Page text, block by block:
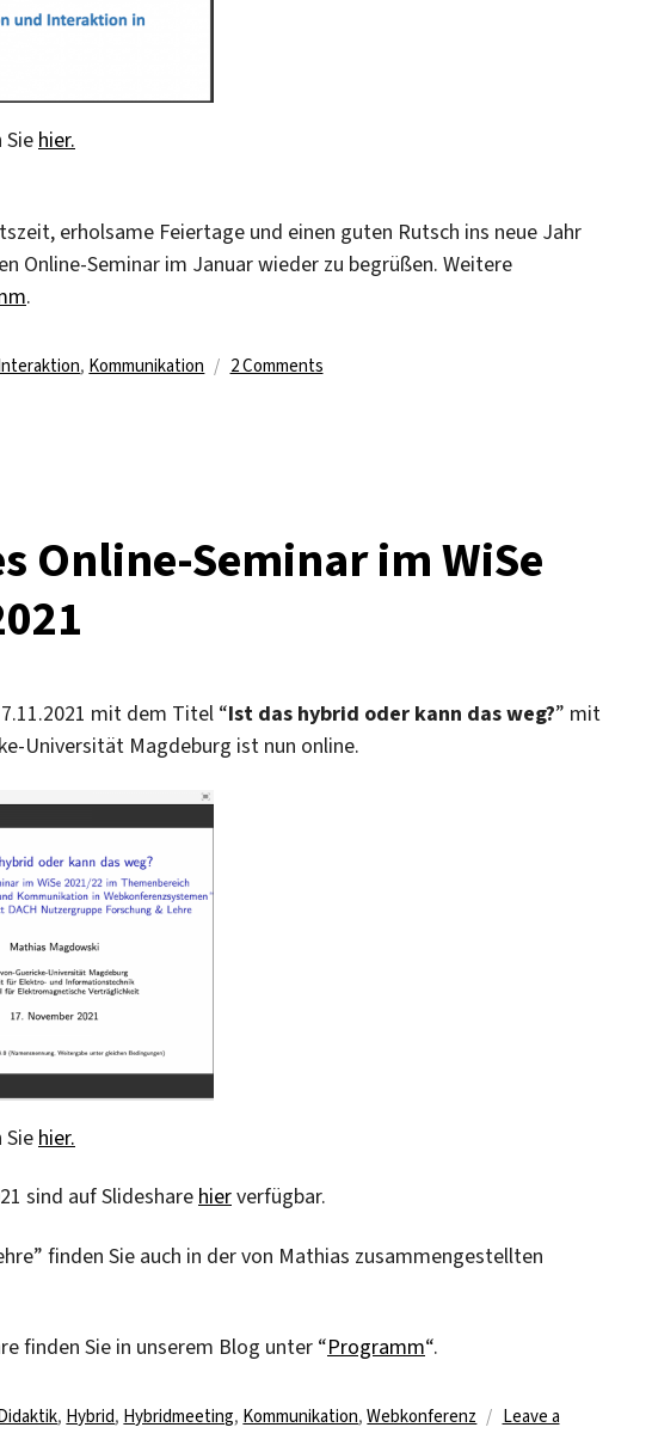
Sie hier.
erholsame Feiertage und einen guten Rutsch ins neue Jahr
Online-Seminar im Januar wieder zu begrüßen. Weitere
.
, Kommunikation 2 Commentson
WiSe
Online-Seminar im WiSe
mit dem Titel “Ist das hybrid oder kann das weg?” mit
Universität Magdeburg ist nun online.
Sie hier.
sind auf Slideshare hierverfügbar.
finden Sie auch in der von Mathias zusammengestellten
finden Sie in unserem Blog unter “Programm“.
, Hybrid, Hybridmeeting, Kommunikation,Webkonferenz
Leave a